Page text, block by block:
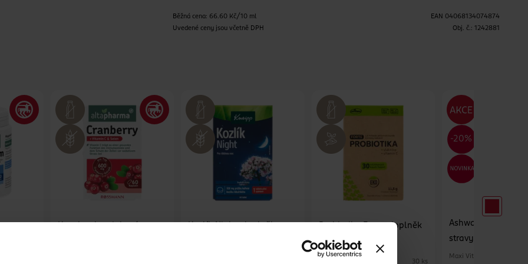
Běžná cena: 66.60 Kč/10 ml
Uvedené ceny jsou včetně DPH
EAN 04068134074874
Obj. č.: 1242881
Probiotika Forte, doplněk
stravy
30 ks
Ashwagandha,
stravy
Maxi Vita